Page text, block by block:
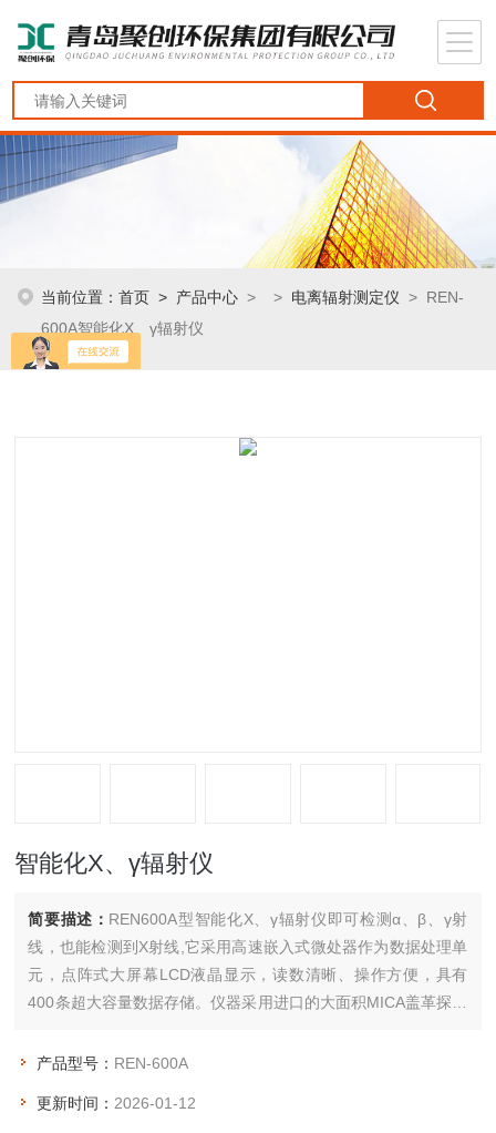
当前位置：首页 > 产品中心 > > 电离辐射测定仪 > REN-
600A智能化X、γ辐射仪
智能化X、γ辐射仪
简要描述： REN600A型智能化X、γ辐射仪即可检测α、β、γ射
线，也能检测到X射线,它采用高速嵌入式微处器作为数据处理单
元，点阵式大屏幕LCD液晶显示，读数清晰、操作方便，具有
400条超大容量数据存储。仪器采用进口的大面积MICA盖革探测
射剂量率的监测。
产品型号： REN-600A
更新时间： 2026-01-12